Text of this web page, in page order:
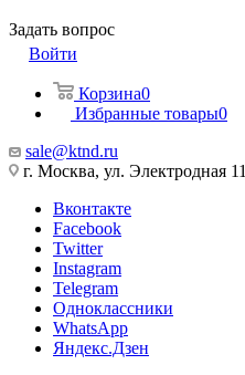
Задать вопрос
Войти
Корзина0
Избранные товары0
sale@ktnd.ru
г. Москва, ул. Электродная 11
Вконтакте
Facebook
Twitter
Instagram
Telegram
Одноклассники
WhatsApp
Яндекс.Дзен